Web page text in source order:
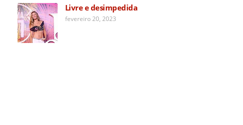
Livre e desimpedida
fevereiro 20, 2023